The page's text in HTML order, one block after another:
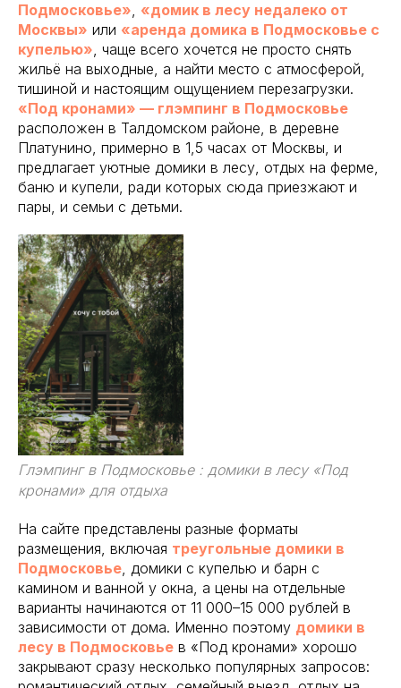
Подмосковье», «домик в лесу недалеко от
Москвы» или «аренда домика в Подмосковье с
купелью», чаще всего хочется не просто снять
жильё на выходные, а найти место с атмосферой,
тишиной и настоящим ощущением перезагрузки.
«Под кронами» — глэмпинг в Подмосковье
расположен в Талдомском районе, в деревне
Платунино, примерно в 1,5 часах от Москвы, и
предлагает уютные домики в лесу, отдых на ферме,
баню и купели, ради которых сюда приезжают и
пары, и семьи с детьми.
Глэмпинг в Подмосковье : домики в лесу «Под
кронами» для отдыха
На сайте представлены разные форматы
размещения, включая треугольные домики в
Подмосковье, домики с купелью и барн с
камином и ванной у окна, а цены на отдельные
варианты начинаются от 11 000–15 000 рублей в
зависимости от дома. Именно поэтому домики в
лесу в Подмосковье в «Под кронами» хорошо
закрывают сразу несколько популярных запросов: